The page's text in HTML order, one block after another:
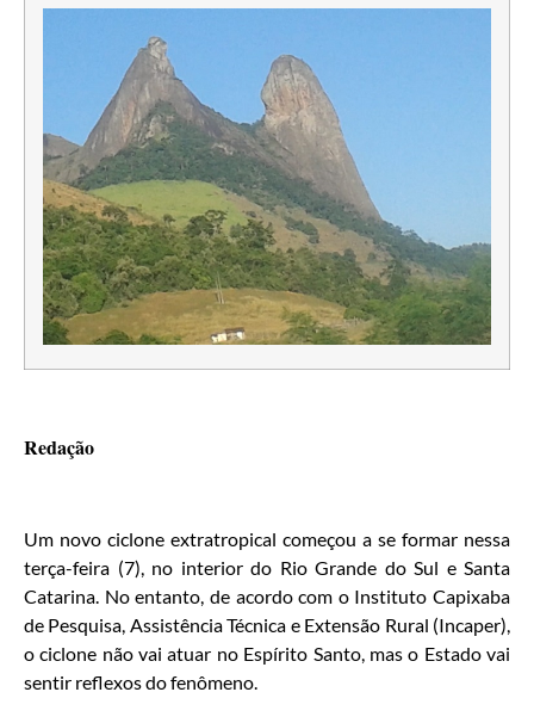
Redação
Um novo ciclone extratropical começou a se formar nessa
terça-feira (7), no interior do Rio Grande do Sul e Santa
Catarina. No entanto, de acordo com o Instituto Capixaba
de Pesquisa, Assistência Técnica e Extensão Rural (Incaper),
o ciclone não vai atuar no Espírito Santo, mas o Estado vai
sentir reflexos do fenômeno.